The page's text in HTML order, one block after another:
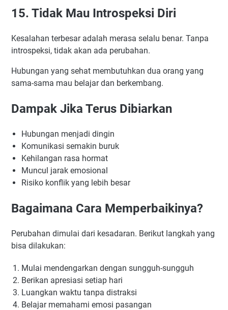
15. Tidak Mau Introspeksi Diri
Kesalahan terbesar adalah merasa selalu benar. Tanpa
introspeksi, tidak akan ada perubahan.
Hubungan yang sehat membutuhkan dua orang yang
sama-sama mau belajar dan berkembang.
Dampak Jika Terus Dibiarkan
Hubungan menjadi dingin
Komunikasi semakin buruk
Kehilangan rasa hormat
Muncul jarak emosional
Risiko konflik yang lebih besar
Bagaimana Cara Memperbaikinya?
Perubahan dimulai dari kesadaran. Berikut langkah yang
bisa dilakukan:
Mulai mendengarkan dengan sungguh-sungguh
Berikan apresiasi setiap hari
Luangkan waktu tanpa distraksi
Belajar memahami emosi pasangan